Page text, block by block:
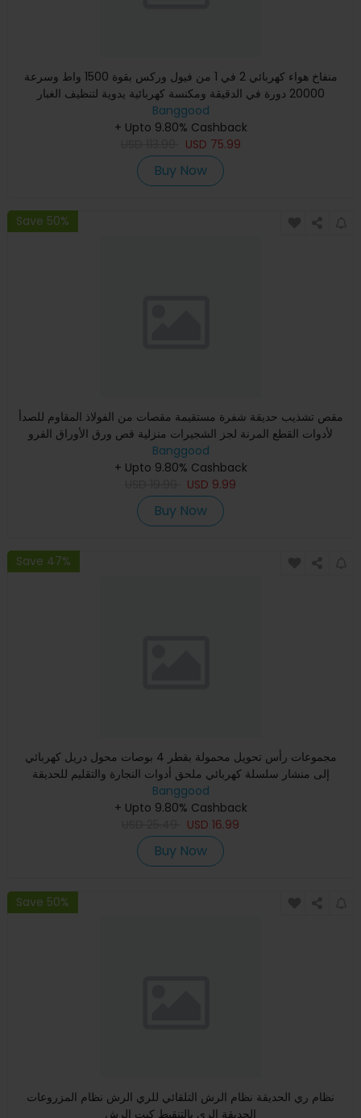
منفاخ هواء كهربائي 2 في 1 من فيول وركس بقوة 1500 واط وسرعة
20000 دورة في الدقيقة ومكنسة كهربائية يدوية لتنظيف الغبار
Banggood
+ Upto 9.80% Cashback
USD 75.99
Buy Now
Save 50%
مقص تشذيب حديقة شفرة مستقيمة مقصات من الفولاذ المقاوم للصدأ
لأدوات القطع المرنة لجز الشجيرات منزلية قص ورق الأوراق الفرو
Banggood
+ Upto 9.80% Cashback
USD 9.99
Buy Now
Save 47%
مجموعات رأس تحويل محمولة بقطر 4 بوصات محول دريل كهربائي
إلى منشار سلسلة كهربائي ملحق أدوات النجارة والتقليم للحديقة
Banggood
+ Upto 9.80% Cashback
USD 16.99
Buy Now
Save 50%
نظام ري الحديقة نظام الرش التلقائي للري الرش نظام المزروعات
الحديقة الري بالتنقيط كيت الرش